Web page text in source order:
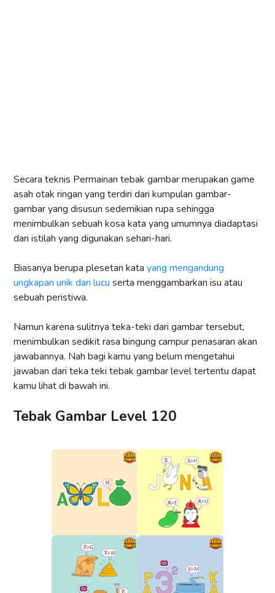
Secara teknis Permainan tebak gambar merupakan game
asah otak ringan yang terdiri dari kumpulan gambar-
gambar yang disusun sedemikian rupa sehingga
menimbulkan sebuah kosa kata yang umumnya diadaptasi
dari istilah yang digunakan sehari-hari.
Biasanya berupa plesetan kata yang mengandung
ungkapan unik dan lucu serta menggambarkan isu atau
sebuah peristiwa.
Namun karena sulitnya teka-teki dari gambar tersebut,
menimbulkan sedikit rasa bingung campur penasaran akan
jawabannya. Nah bagi kamu yang belum mengetahui
jawaban dari teka teki tebak gambar level tertentu dapat
kamu lihat di bawah ini.
Tebak Gambar Level 120